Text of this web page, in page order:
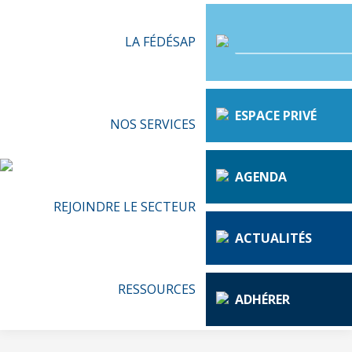
LA FÉDÉSAP
NOS SERVICES
REJOINDRE LE SECTEUR
RESSOURCES
ESPACE PRIVÉ
AGENDA
ACTUALITÉS
ADHÉRER